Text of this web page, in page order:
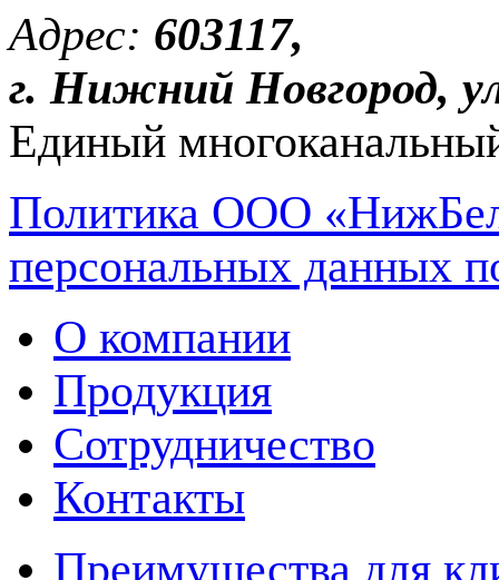
Адрес: 603117,
г. Нижний Новгород,
Единый
Политика ООО
персональных данных
О компании
Продукция
Сотрудничество
Контакты
Преимущества для